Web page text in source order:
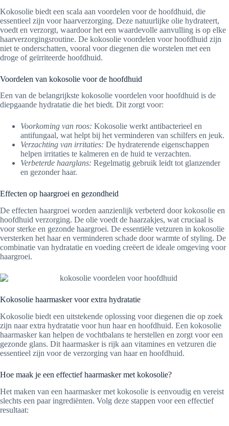
Kokosolie biedt een scala aan voordelen voor de hoofdhuid, die
essentieel zijn voor haarverzorging. Deze natuurlijke olie hydrateert,
voedt en verzorgt, waardoor het een waardevolle aanvulling is op elke
haarverzorgingsroutine. De kokosolie voordelen voor hoofdhuid zijn
niet te onderschatten, vooral voor diegenen die worstelen met een
droge of geïrriteerde hoofdhuid.
Voordelen van kokosolie voor de hoofdhuid
Een van de belangrijkste kokosolie voordelen voor hoofdhuid is de
diepgaande hydratatie die het biedt. Dit zorgt voor:
Voorkoming van roos: Kokosolie werkt antibacterieel en
antifungaal, wat helpt bij het verminderen van schilfers en jeuk.
Verzachting van irritaties: De hydraterende eigenschappen
helpen irritaties te kalmeren en de huid te verzachten.
Verbeterde haarglans: Regelmatig gebruik leidt tot glanzender
en gezonder haar.
Effecten op haargroei en gezondheid
De effecten haargroei worden aanzienlijk verbeterd door kokosolie en
hoofdhuid verzorging. De olie voedt de haarzakjes, wat cruciaal is
voor sterke en gezonde haargroei. De essentiële vetzuren in kokosolie
versterken het haar en verminderen schade door warmte of styling. De
combinatie van hydratatie en voeding creëert de ideale omgeving voor
haargroei.
Kokosolie haarmasker voor extra hydratatie
Kokosolie biedt een uitstekende oplossing voor diegenen die op zoek
zijn naar extra hydratatie voor hun haar en hoofdhuid. Een kokosolie
haarmasker kan helpen de vochtbalans te herstellen en zorgt voor een
gezonde glans. Dit haarmasker is rijk aan vitamines en vetzuren die
essentieel zijn voor de verzorging van haar en hoofdhuid.
Hoe maak je een effectief haarmasker met kokosolie?
Het maken van een haarmasker met kokosolie is eenvoudig en vereist
slechts een paar ingrediënten. Volg deze stappen voor een effectief
resultaat: